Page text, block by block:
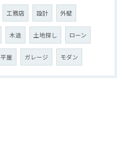
工務店 設計 外壁
木造 土地探し ローン
平屋 ガレージ モダン